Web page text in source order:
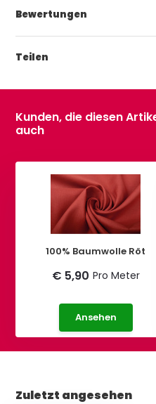
Bewertungen
Teilen
Kunden, die diesen
auch
100% Baumwolle Röt
€ 5,90 Pro Meter
Ansehen
Zuletzt angesehen